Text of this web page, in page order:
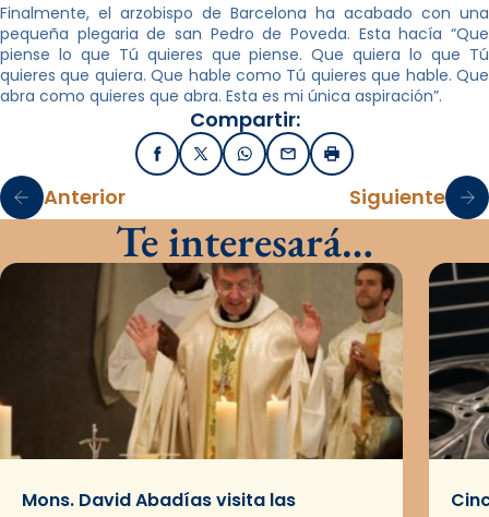
Finalmente, el arzobispo de Barcelona ha acabado con una
pequeña plegaria de san Pedro de Poveda. Esta hacía “Que
piense lo que Tú quieres que piense. Que quiera lo que Tú
quieres que quiera. Que hable como Tú quieres que hable. Que
abra como quieres que abra. Esta es mi única aspiración”.
Compartir:
FacebookX / TwitterWhatsApp
EmailImprimir
Anterior Siguiente
Te interesará…
Mons. David Abadías visita las